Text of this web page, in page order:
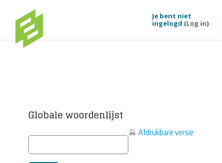
Je bent niet
ingelogd (Log in)
Globale woordenlijst
Afdrukbare versie